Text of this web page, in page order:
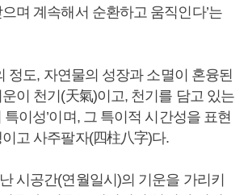
며 계속해서 순환하고 움직인다’는
정도, 자연물의 성장과 소멸이 혼융된
이 천기(天氣)이고, 천기를 담고 있는
특이성’이며, 그 특이적 시간성을 표현
고 사주팔자(四柱八字)다.
시공간(연월일시)의 기운을 가리키